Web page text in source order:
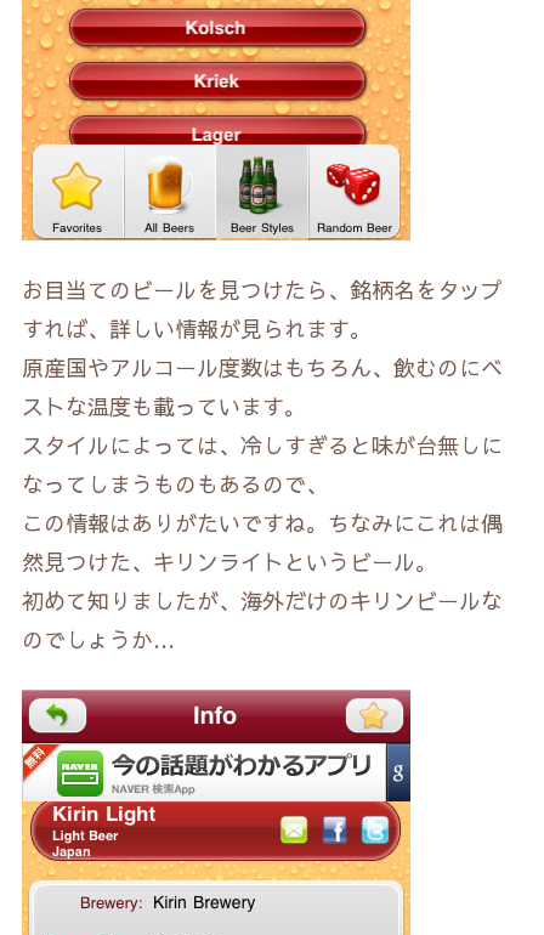
お目当てのビールを見つけたら、銘柄名をタップ
すれば、詳しい情報が見られます。
原産国やアルコール度数はもちろん、飲むのにベ
ストな温度も載っています。
スタイルによっては、冷しすぎると味が台無しに
なってしまうものもあるので、
この情報はありがたいですね。ちなみにこれは偶
然見つけた、キリンライトというビール。
初めて知りましたが、海外だけのキリンビールな
のでしょうか…